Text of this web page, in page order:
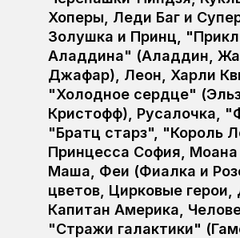
Хоперы, Леди Баг и
Золушка и Принц,
Аладдина" (Аладдин,
Джафар), Леон, Харли
"Холодное сердце"
Кристофф), Русалочка,
"Братц старз", "Король
Принцесса София, Моана
Маша, Феи (Фиалка и
цветов, Цирковые герои,
Капитан Америка,
"Стражи галактики"